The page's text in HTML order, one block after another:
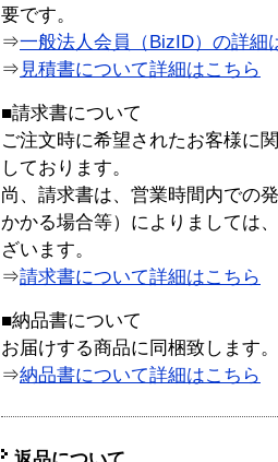
要です。
⇒一般法人会員（BizID）の詳細
⇒ 見積書について詳細はこちら
■請求書について
ご注文時に希望されたお客様に
しております。
尚、請求書は、営業時間内での
かかる場合等）によりましては
ざいます。
⇒請求書について詳細はこちら
■納品書について
お届けする商品に同梱致します。
⇒納品書について詳細はこちら